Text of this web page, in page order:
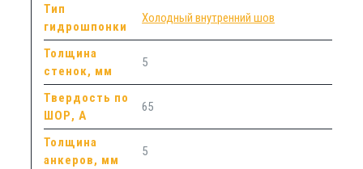
Тип
гидрошпонки
Холодный внутренний шов
Толщина
стенок, мм
5
Твердость по
ШОР, А
65
Толщина
анкеров, мм
5